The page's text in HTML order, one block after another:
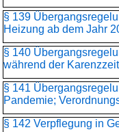
§ 139
Heizung ab dem Jahr
§ 140
während der Karenzzeit
§ 141
Pandemie;
§ 142 Verpflegung in